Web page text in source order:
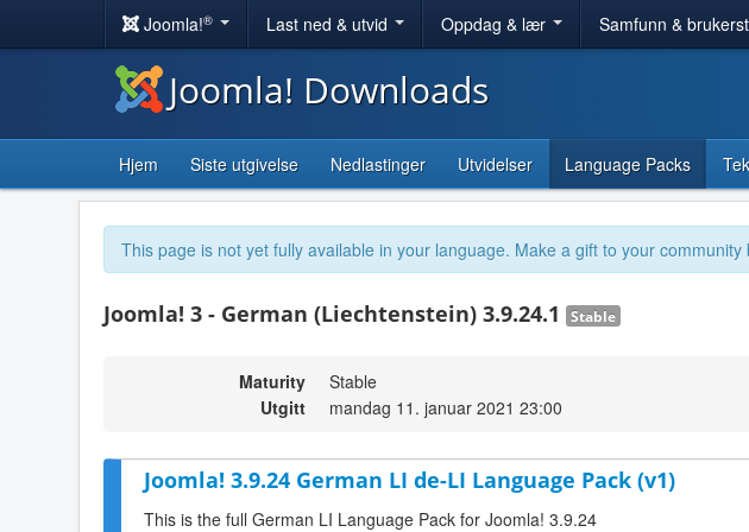
Joomla!® Last ned & utvid Oppdag & lær Samfunn &
Joomla! Downloads
Hjem Siste utgivelse Nedlastinger Utvidelser Language Packs
This page is not yet fully available in your language. Make a gift to your community
Joomla! 3 - German (Liechtenstein) 3.9.24.1 Stable
Maturity
Stable
Utgitt
mandag 11. januar 2021 23:00
Joomla! 3.9.24 German LI de-LI Language Pack (v1)
This is the full German LI Language Pack for Joomla! 3.9.24